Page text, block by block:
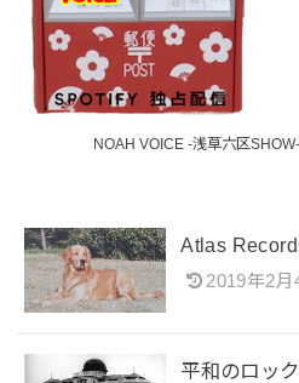
NOAH VOICE -浅草六区
Atlas
2019年2月
平和のロッ